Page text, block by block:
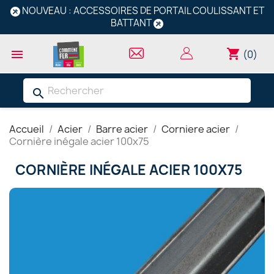
NOUVEAU : ACCESSOIRES DE PORTAIL COULISSANT ET
BATTANT
 shopping_cart (0)
search
Accueil Acier Barre acier
Corniere acier
Cornière inégale acier 100x75
CORNIÈRE INÉGALE ACIER 100X75